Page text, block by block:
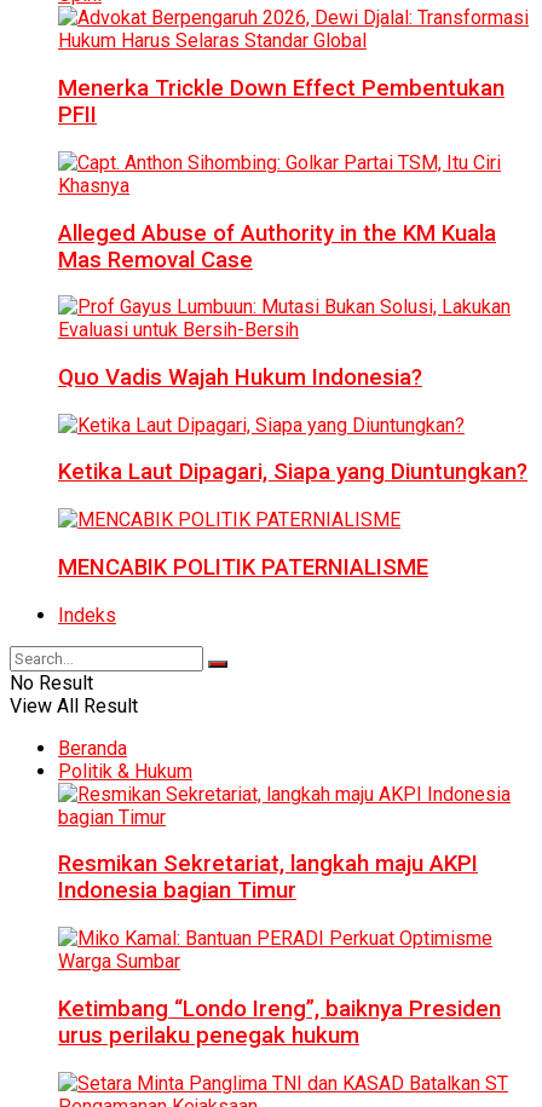
Menerka Trickle Down Effect Pembentukan
PFII
Alleged Abuse of Authority in the KM Kuala
Mas Removal Case
Quo Vadis Wajah Hukum Indonesia?
Ketika Laut Dipagari, Siapa yang Diuntungkan?
MENCABIK POLITIK PATERNIALISME
Indeks
No Result
View All Result
Beranda
Politik & Hukum
Resmikan Sekretariat, langkah maju AKPI
Indonesia bagian Timur
Ketimbang “Londo Ireng”, baiknya Presiden
urus perilaku penegak hukum